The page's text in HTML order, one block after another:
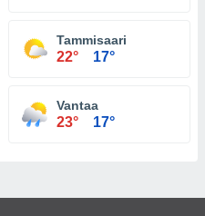
Tammisaari
22° 17°
Vantaa
23° 17°